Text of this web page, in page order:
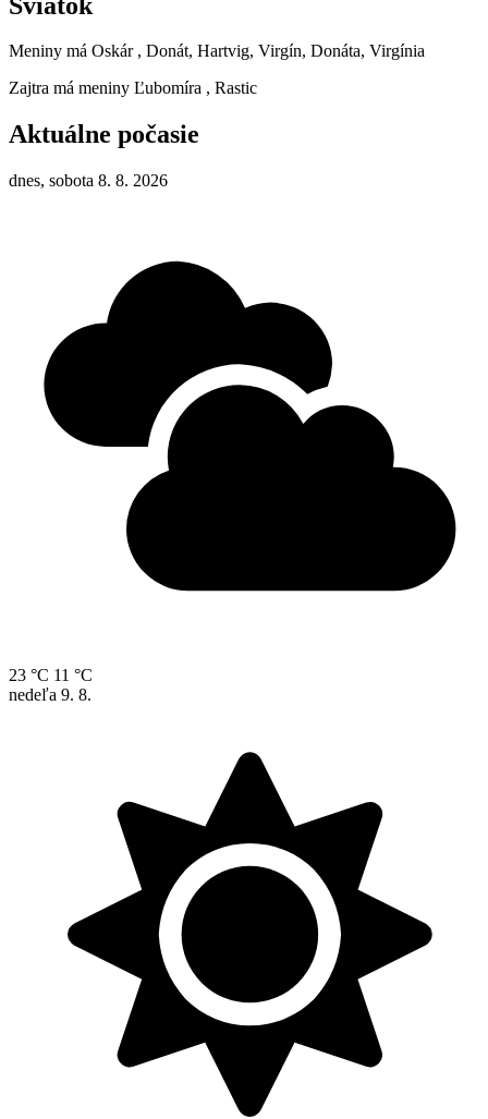
Meniny má Oskár , Donát, Hartvig, Virgín, Donáta, Virgínia
Zajtra má meniny Ľubomíra , Rastic
Aktuálne počasie
dnes, sobota 8. 8. 2026
23 °C 11 °C
nedeľa 9. 8.